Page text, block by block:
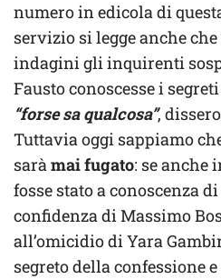
numero in edicola di
servizio si legge anche che
indagini gli inquirenti
Fausto conoscesse i
“forse sa qualcosa”,
Tuttavia oggi sappiamo
saràmai fugato: se anche
fosse stato a conoscenza
confidenza di Massimo
all’omicidio di Yara
segreto della confessione